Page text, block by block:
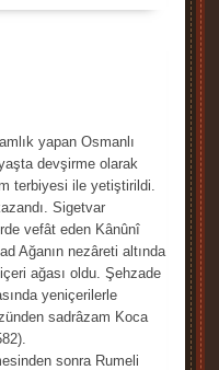
yapan Osmanlı
devşirme olarak
terbiyesi ile yetiştirildi.
Sigetvar
vefât eden Kânûnî
Ağanın nezâreti altında
ağası oldu. Şehzade
yeniçerilerle
sadrâzam Koca
sonra Rumeli